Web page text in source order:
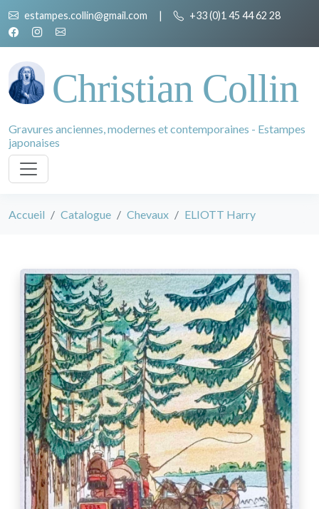
estampes.collin@gmail.com | +33 (0)1 45 44 62 28
Christian Collin
Gravures anciennes, modernes et contemporaines - Estampes
japonaises
Accueil Catalogue Chevaux ELIOTT Harry